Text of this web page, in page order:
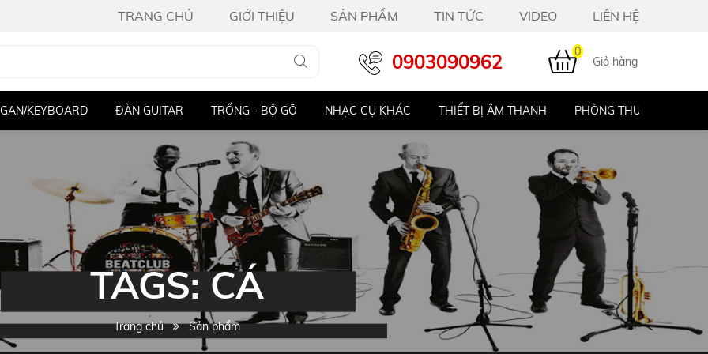
TRANG CHỦ GIỚI THIỆU SẢN PHẨM TIN TỨC VIDEO LIÊN HỆ
0903090962 0
Giỏ hàng
KEYBOARD ĐÀN GUITAR TRỐNG - BỘ GÕ NHẠC CỤ KHÁC THIẾT BỊ ÂM THANH PHÒNG THU STUDIO
TAGS: CÁ
Trang chủ Sản phẩm